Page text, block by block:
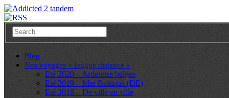
Blog
Nos voyages « longue distance »
Eté 2020 – Ardennes belges
Eté 2019 – Mer Baltique (DE)
Eté 2018 – De ville en ville